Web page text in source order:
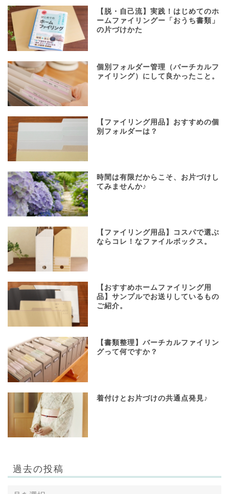
【脱・自己流】実践！はじめてのホ
ームファイリングー「おうち書類」
の片づけかた
個別フォルダー管理（バーチカルフ
ァイリング）にして良かったこと。
【ファイリング用品】おすすめの個
別フォルダーは？
時間は有限だからこそ、お片づけし
てみませんか♪
【ファイリング用品】コスパで選ぶ
ならコレ！なファイルボックス。
【おすすめホームファイリング用
品】サンプルでお送りしているもの
ご紹介。
【書類整理】バーチカルファイリン
グって何ですか？
着付けとお片づけの共通点発見♪
過去の投稿